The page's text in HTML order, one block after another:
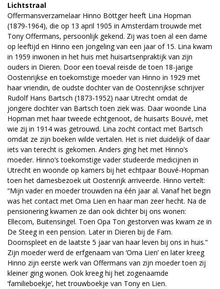
Lichtstraal
Offermansverzamelaar Hinno Böttger heeft Lina Hopman
(1879-1964), die op 13 april 1905 in Amsterdam trouwde met
Tony Offermans, persoonlijk gekend. Zij was toen al een dame
op leeftijd en Hinno een jongeling van een jaar of 15. Lina kwam
in 1959 inwonen in het huis met huisartsenpraktijk van zijn
ouders in Dieren. Door een toeval reisde de toen 18-jarige
Oostenrijkse en toekomstige moeder van Hinno in 1929 met
haar vriendin, de oudste dochter van de Oostenrijkse schrijver
Rudolf Hans Bartsch (1873-1952) naar Utrecht omdat de
jongere dochter van Bartsch toen ziek was. Daar woonde Lina
Hopman met haar tweede echtgenoot, de huisarts Bouvé, met
wie zij in 1914 was getrouwd. Lina zocht contact met Bartsch
omdat ze zijn boeken wilde vertalen. Het is niet duidelijk of daar
iets van terecht is gekomen. Anders ging het met Hinno’s
moeder. Hinno’s toekomstige vader studeerde medicijnen in
Utrecht en woonde op kamers bij het echtpaar Bouvé-Hopman
toen het damesbezoek uit Oostenrijk arriveerde. Hinno vertelt:
“Mijn vader en moeder trouwden na één jaar al. Vanaf het begin
was het contact met Oma Lien en haar man zeer hecht. Na de
pensionering kwamen ze dan ook dichter bij ons wonen:
Ellecom, Buitensingel. Toen Opa Ton gestorven was kwam ze in
De Steeg in een pension. Later in Dieren bij de Fam.
Doornspleet en de laatste 5 jaar van haar leven bij ons in huis.”
Zijn moeder werd de erfgenaam van ‘Oma Lien’ en later kreeg
Hinno zijn eerste werk van Offermans van zijn moeder toen zij
kleiner ging wonen. Ook kreeg hij het zogenaamde
‘familieboekje’, het trouwboekje van Tony en Lien.